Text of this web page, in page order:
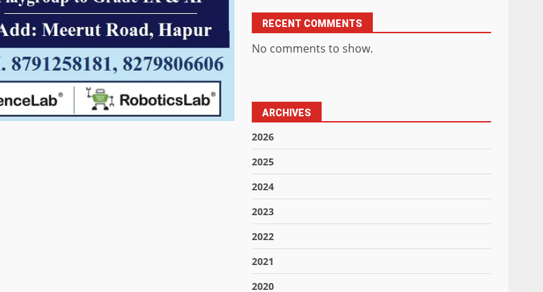
RECENT COMMENTS
No comments to show.
ARCHIVES
2026
2025
2024
2023
2022
2021
2020